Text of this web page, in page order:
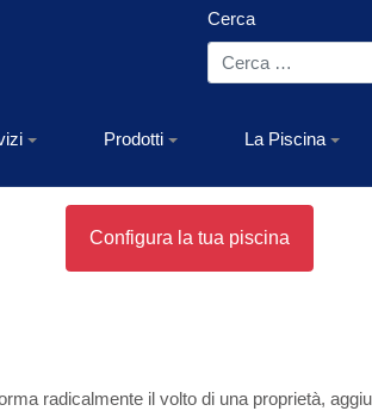
Cerca
Prodotti La Piscina
Configura la tua piscina
radicalmente il volto di una proprietà,